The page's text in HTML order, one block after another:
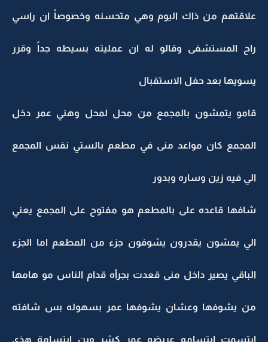
علاقتهم من ذاك اليوم وهي متحسنه وخصوصاً ان راسي
راح المستشفى وقالو له ان عمليته بسيطه جداً وقرر
يسويها بعد حفل الاستقبال
قامو يتمشون بالمجمع من محل لمحل وهني عمر دخل
المجمع كان مواعد منى في مطعم بالستي نفس المجمع
الي فيه زين وساره وبدور
شافها قاعده على بالمطعم هو مفتوح على المجمع يعني
الي يمشون يقدرون يشوفون جزء من المطعم اما الجزء
الباقي يصير داخل منى قعدت بجرأه قدام الناس مو هامها
من يشوفها وعشان يشوفها عمر بسهوله بس شافته
ابتسمت ابتسامه عريضه عمر كشر وين ابتسامة هذي